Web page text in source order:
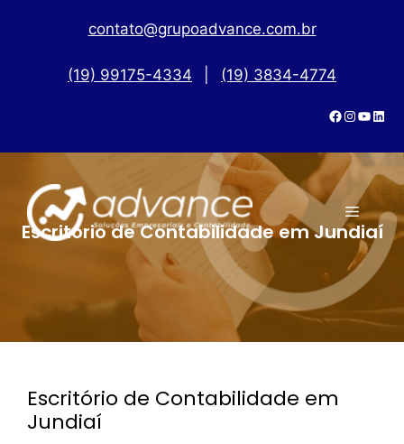
contato@grupoadvance.com.br
(19) 99175-4334 (19) 3834-4774
Escritório de Contabilidade em Jundiaí
Escritório de Contabilidade em
Jundiaí